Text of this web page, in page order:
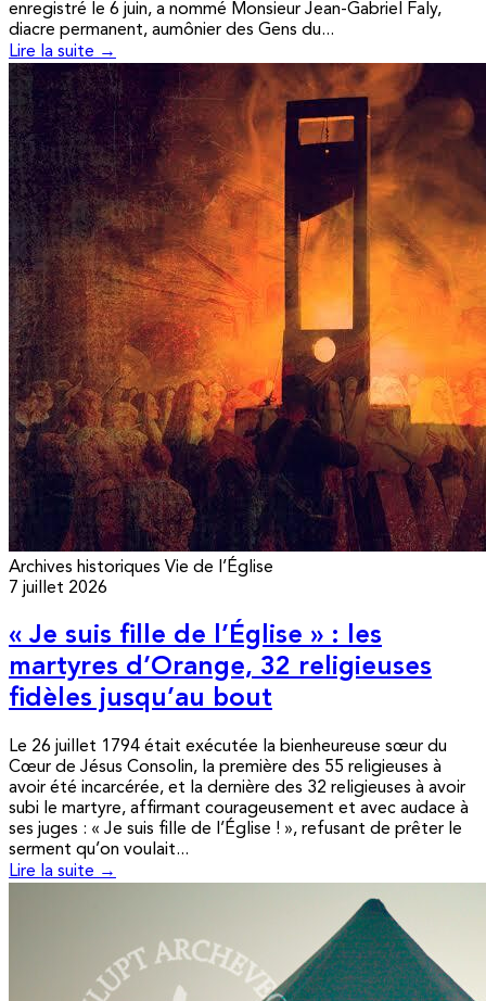
enregistré le 6 juin, a nommé Monsieur Jean-Gabriel Faly,
diacre permanent, aumônier des Gens du...
Lire la suite →
Archives historiques Vie de l’Église
7 juillet 2026
« Je suis fille de l’Église » : les
martyres d’Orange, 32 religieuses
fidèles jusqu’au bout
Le 26 juillet 1794 était exécutée la bienheureuse sœur du
Cœur de Jésus Consolin, la première des 55 religieuses à
avoir été incarcérée, et la dernière des 32 religieuses à avoir
subi le martyre, affirmant courageusement et avec audace à
ses juges : « Je suis fille de l’Église ! », refusant de prêter le
serment qu’on voulait...
Lire la suite →